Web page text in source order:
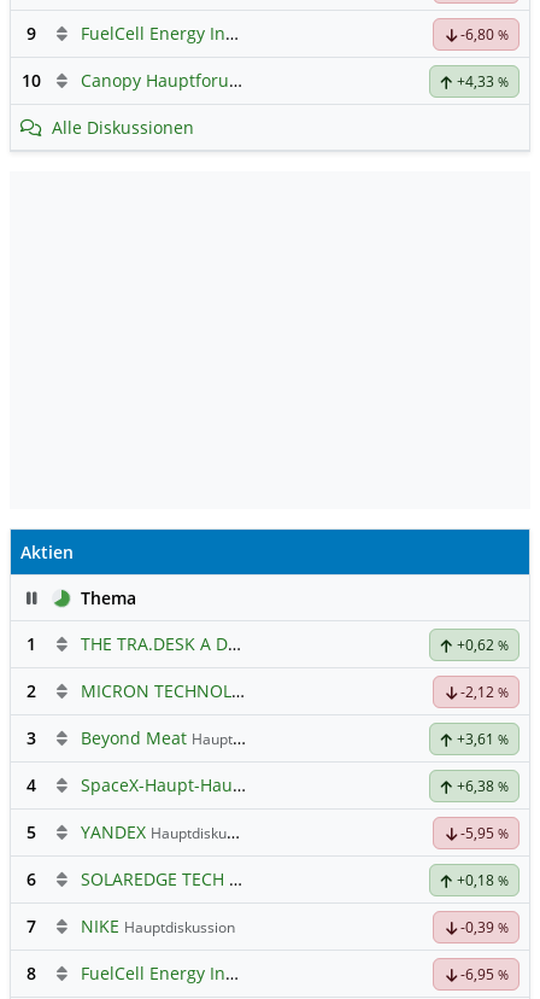
9 FuelCell Energy Inc Registered Shs Hauptdiskussion-6,80 %
10 Canopy Hauptforum +4,33 %
Alle Diskussionen
Aktien
PauseThema
1
THE TRA.DESK A DL-,000001 +0,62 %
2 MICRON TECHNOLOGY -2,12 %
3 Beyond Meat Hauptdiskussion +3,61 %
4 SpaceX-Haupt-Hauptforum +6,38 %
5 YANDEX Hauptdiskussion -5,95 %
6 SOLAREDGE TECH Hauptdiskussion +0,18 %
7 NIKE Hauptdiskussion -0,39 %
8 FuelCell Energy Inc Registered Shs Hauptdiskussion-6,95 %